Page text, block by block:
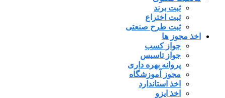
ثبت برند
ثبت اختراع
ثبت طرح صنعتی
اخذ مجوز ها
جواز کسب
جواز تاسیس
پروانه بهره داری
مجوز آموزشگاه
اخذ استاندارد
اخذ ایزو